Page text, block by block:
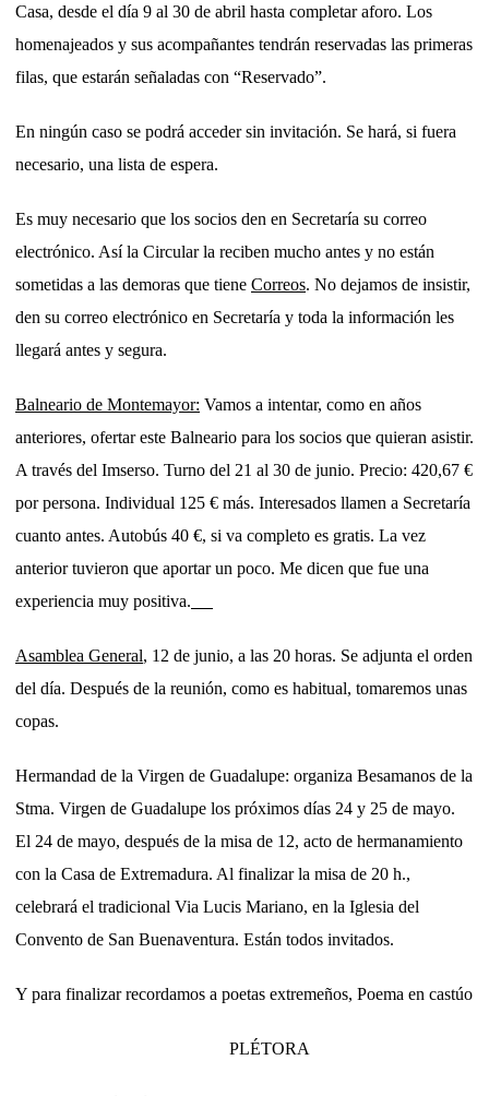
Casa, desde el día 9 al 30 de abril hasta completar aforo. Los
homenajeados y sus acompañantes tendrán reservadas las primeras
filas, que estarán señaladas con “Reservado”.
En ningún caso se podrá acceder sin invitación. Se hará, si fuera
necesario, una lista de espera.
Es muy necesario que los socios den en Secretaría su correo
electrónico. Así la Circular la reciben mucho antes y no están
sometidas a las demoras que tiene Correos. No dejamos de insistir,
den su correo electrónico en Secretaría y toda la información les
llegará antes y segura.
Balneario de Montemayor: Vamos a intentar, como en años
anteriores, ofertar este Balneario para los socios que quieran asistir.
A través del Imserso. Turno del 21 al 30 de junio. Precio: 420,67 €
por persona. Individual 125 € más. Interesados llamen a Secretaría
cuanto antes. Autobús 40 €, si va completo es gratis. La vez
anterior tuvieron que aportar un poco. Me dicen que fue una
experiencia muy positiva.
Asamblea General, 12 de junio, a las 20 horas. Se adjunta el orden
del día. Después de la reunión, como es habitual, tomaremos unas
copas.
Hermandad de la Virgen de Guadalupe: organiza Besamanos de la
Stma. Virgen de Guadalupe los próximos días 24 y 25 de mayo.
El 24 de mayo, después de la misa de 12, acto de hermanamiento
con la Casa de Extremadura. Al finalizar la misa de 20 h.,
celebrará el tradicional Via Lucis Mariano, en la Iglesia del
Convento de San Buenaventura. Están todos invitados.
Y para finalizar recordamos a poetas extremeños, Poema en castúo
PLÉTORA